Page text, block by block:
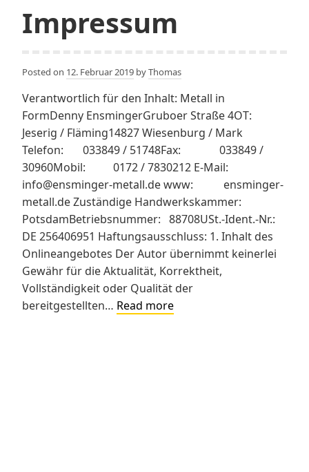
Impressum
Posted on 12. Februar 2019 byThomas
Verantwortlich für den Inhalt: Metall in
FormDenny EnsmingerGruboer Straße 4OT:
Jeserig / Fläming14827 Wiesenburg / Mark
Telefon: 033849 / 51748Fax: 033849 /
30960Mobil: 0172 / 7830212 E-Mail:
info@ensminger-metall.de www: ensminger-
metall.de Zuständige Handwerkskammer:
PotsdamBetriebsnummer: 88708USt.-Ident.-Nr.:
DE 256406951 Haftungsausschluss: 1. Inhalt des
Onlineangebotes Der Autor übernimmt keinerlei
Gewähr für die Aktualität, Korrektheit,
Vollständigkeit oder Qualität der
bereitgestellten… Read moreImpressum